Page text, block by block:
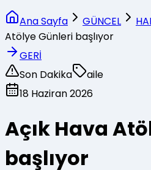
Ana Sayfa GÜNCEL
Atölye Günleri başlıyor
GERİ
Son Dakika
aile
18 Haziran 2026
Açık Hava
başlıyor